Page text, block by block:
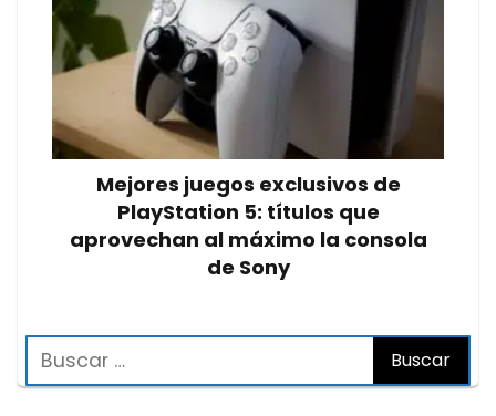
Mejores juegos exclusivos de
PlayStation 5: títulos que
aprovechan al máximo la consola
de Sony